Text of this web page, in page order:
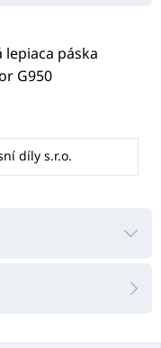
lepiaca páska
G950
díly s.r.o.